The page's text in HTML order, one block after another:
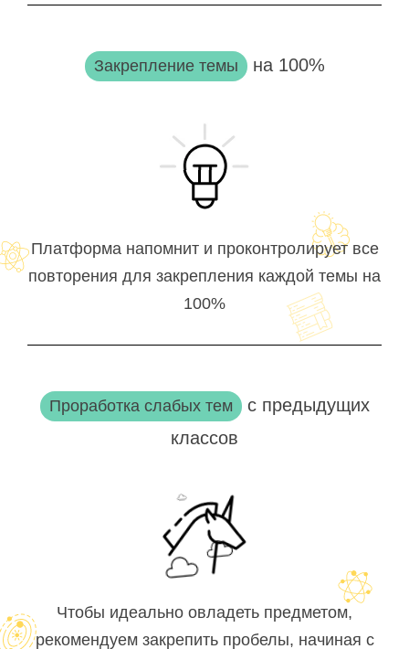
Закрепление темы на 100%
Платформа напомнит и проконтролирует все
повторения для закрепления каждой темы на
100%
Проработка слабых тем с предыдущих
классов
Чтобы идеально овладеть предметом,
рекомендуем закрепить пробелы, начиная с